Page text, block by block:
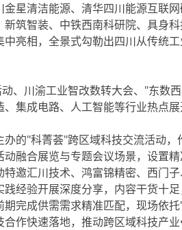
星清洁能源、清华四川能源互联
筑智装、中铁西南科研院、具身
亮相，全景式勾勒出四川从传统
川渝工业智改数转大会、"东数
集成电路、人工智能等行业热点
"科菁荟"跨区域科技交流活动，
融合展览与专题会议场景，设置
邀汇川技术、鸿富锦精密、西门
经验开展深度分享，内容干货十足
成供需需求精准匹配，现场依
作快速落地，推动跨区域科技产业•